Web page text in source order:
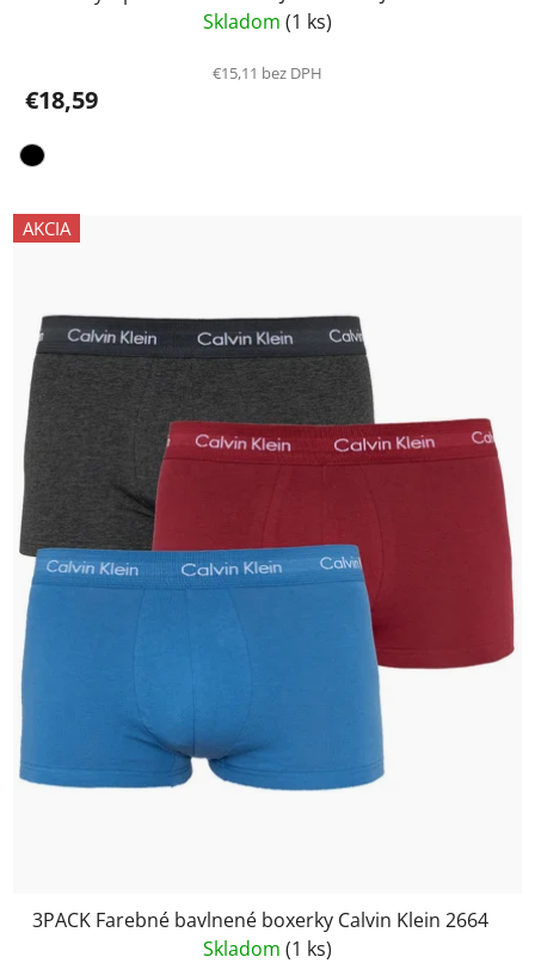
Skladom (1 ks)
€15,11 bez DPH
€18,59
AKCIA
3PACK Farebné bavlnené boxerky Calvin Klein 2664
Skladom (1 ks)